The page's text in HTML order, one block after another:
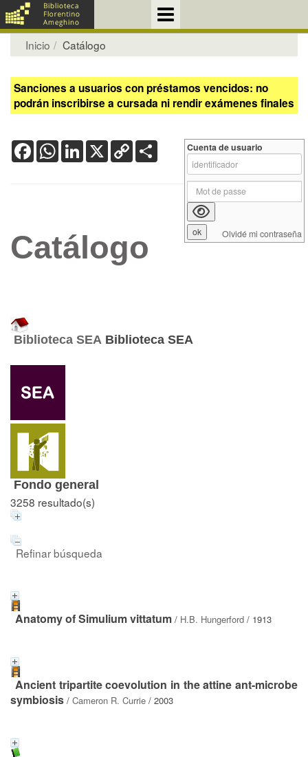
Inicio Catálogo
Sanciones a usuarios con préstamos vencidos: no
podrán inscribirse a cursada ni rendir exámenes finales
FacebookWhatsApp
LinkedIn
X Copy
Link
Catálogo
Biblioteca SEA Biblioteca SEA
Fondo general
3258 resultado(s)
Refinar búsqueda
Anatomy of Simulium vittatum / H.B. Hungerford / 1913
Ancient tripartite coevolution in the attine ant-microbe
symbiosis / Cameron R. Currie / 2003
Cuenta de usuario
Olvidé mi contraseña